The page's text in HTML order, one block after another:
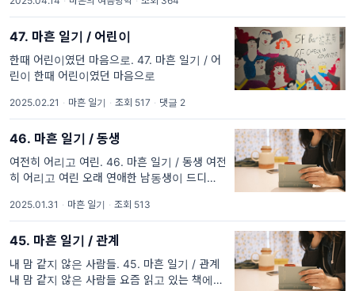
‘왜 할머니들이 입술만 빨갛게 하고 다니는지
알겠더라.’ 나이 드니까 입술이라도
47. 마흔 일기 / 어린이
한때 어린이였던 마음으로. 47. 마흔 일기 / 어
린이 한때 어린이였던 마음으로
2025.02.21 · 마흔 일기 · 조회 517 · 댓글 2
46. 마흔 일기 / 동생
여전히 어리고 여린. 46. 마흔 일기 / 동생 여전
히 어리고 여린 오래 연애한 남동생이 드디어
라리 결혼을 했으면... 하고 내심 바라고 있었는
데 이제 저
2025.01.31 · 마흔 일기 · 조회 513
45. 마흔 일기 / 관계
내 맘 같지 않은 사람들. 45. 마흔 일기 / 관계
내 맘 같지 않은 사람들 요즘 읽고 있는 책에 딜